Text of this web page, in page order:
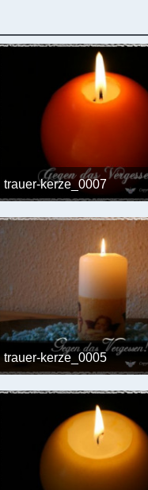
trauer-kerze_0007
24. Mai 2017
trauer-kerze_0005
24. Mai 2017